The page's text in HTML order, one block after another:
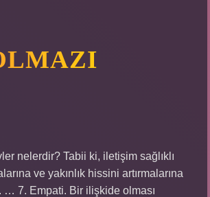
nelerdir? Tabii ki, iletişim sağlıklı
ve yakınlık hissini artırmalarına
7. Empati. Bir ilişkide olması